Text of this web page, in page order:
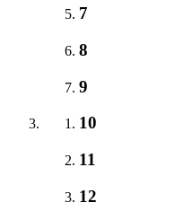
7
8
9
10
11
12